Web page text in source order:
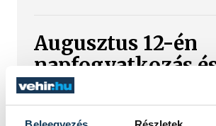
Augusztus 12-én
napfogyatkozás
csillaghullás is